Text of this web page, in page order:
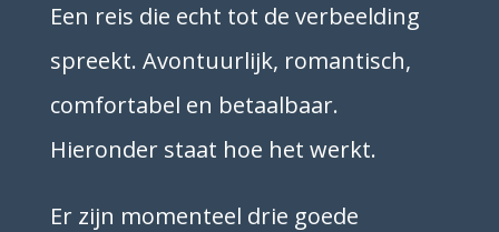
Een reis die echt tot de verbeelding
spreekt. Avontuurlijk, romantisch,
comfortabel en betaalbaar.
Hieronder staat hoe het werkt.
Er zijn momenteel drie goede